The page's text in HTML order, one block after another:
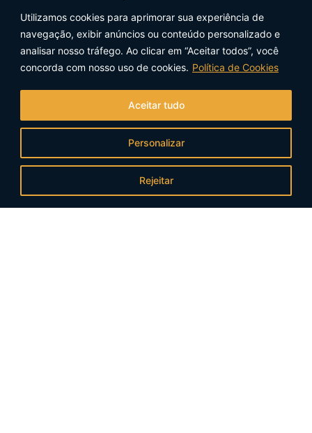
Utilizamos cookies para aprimorar sua experiência de
navegação, exibir anúncios ou conteúdo personalizado e
analisar nosso tráfego. Ao clicar em “Aceitar todos”, você
concorda com nosso uso de cookies. Política de Cookies
Personalizar
Rejeitar
Aceitar tudo
Siga-nos nas redes sociais: